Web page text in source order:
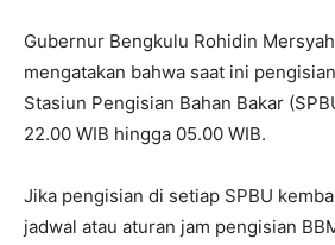
Gubernur Bengkulu Rohidin
mengatakan bahwa saat ini
Stasiun Pengisian Bahan Bakar
22.00 WIB hingga 05.00 WIB.
Jika pengisian di setiap SPBU
jadwal atau aturan jam pengisian